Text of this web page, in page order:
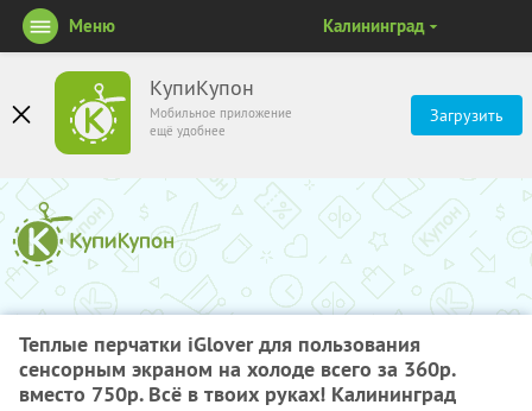
КупиКупон
Мобильное приложение
ещё удобнее
Загрузить
Меню Калининград
Теплые перчатки iGlover для пользования
сенсорным экраном на холоде всего за 360р.
вместо 750р. Всё в твоих руках! Калининград